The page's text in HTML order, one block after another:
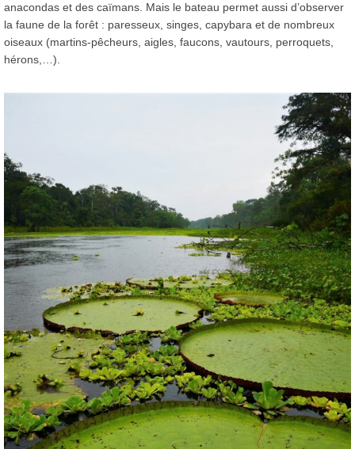
anacondas et des caïmans. Mais le bateau permet aussi d’observer
la faune de la forêt : paresseux, singes, capybara et de nombreux
oiseaux (martins-pêcheurs, aigles, faucons, vautours, perroquets,
hérons,…).